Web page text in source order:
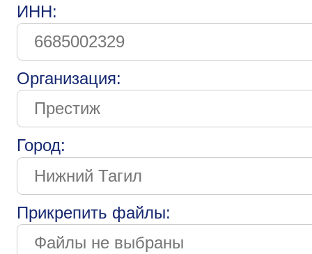
ИНН:
Организация:
Город:
Прикрепить файлы: